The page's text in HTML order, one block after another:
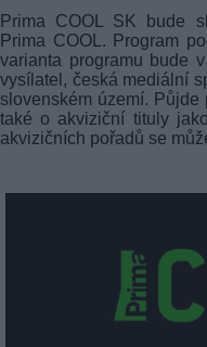
Prima COOL SK bude
Prima COOL. Program
varianta programu bude
vysílatel, česká mediální
slovenském území.
také o akviziční tituly
akvizičních pořadů se